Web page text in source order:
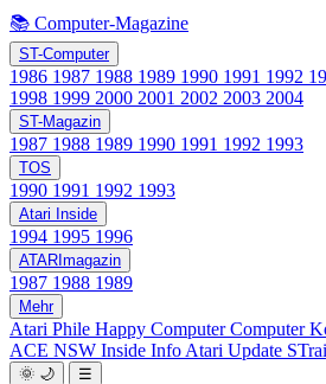
📚 Computer-Magazine
ST-Computer
1986 1987 1988 1989 1990 1991 1992
1998 1999 2000 2001 2002 2003 2004
ST-Magazin
1987 1988 1989 1990 1991 1992 1993
TOS
1990 1991 1992 1993
Atari Inside
1994 1995 1996
ATARImagazin
1987 1988 1989
Mehr
Atari Phile Happy ComputerComputer
ACE NSW Inside Info Atari Update
🌞 🌙
☰